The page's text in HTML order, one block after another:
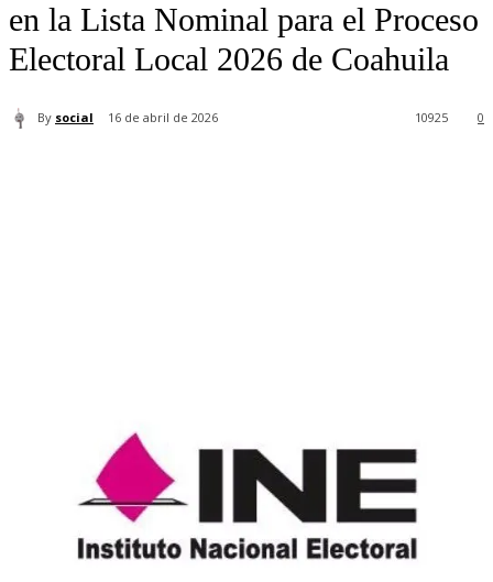
en la Lista Nominal para el Proceso
Electoral Local 2026 de Coahuila
By social 16 de abril de 2026 0
10925